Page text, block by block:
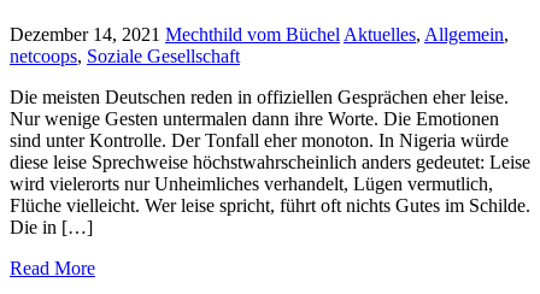
Dezember 14, 2021 Mechthild vom Büchel Aktuelles, Allgemein,
netcoops, Soziale Gesellschaft
Die meisten Deutschen reden in offiziellen Gesprächen eher leise.
Nur wenige Gesten untermalen dann ihre Worte. Die Emotionen
sind unter Kontrolle. Der Tonfall eher monoton. In Nigeria würde
diese leise Sprechweise höchstwahrscheinlich anders gedeutet: Leise
wird vielerorts nur Unheimliches verhandelt, Lügen vermutlich,
Flüche vielleicht. Wer leise spricht, führt oft nichts Gutes im Schilde.
Die in […]
Read More